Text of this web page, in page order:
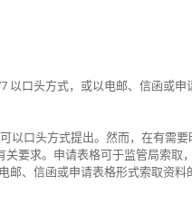
以口头方式，或以电邮、信函或申
以口头方式提出。然而，在有需要
要求。申请表格可于监管局索取
邮、信函或申请表格形式索取资料